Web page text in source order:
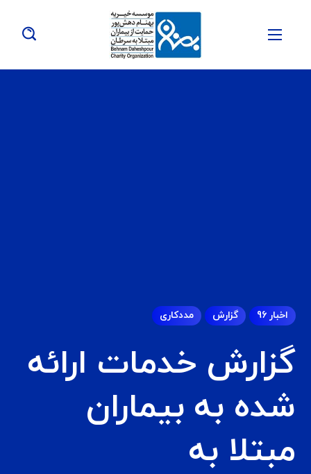
اخبار 96 گزارش مددکاری
گزارش خدمات ارائه
شده به بیماران
مبتلا به